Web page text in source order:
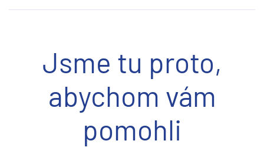
Jsme tu proto,
abychom vám
pomohli